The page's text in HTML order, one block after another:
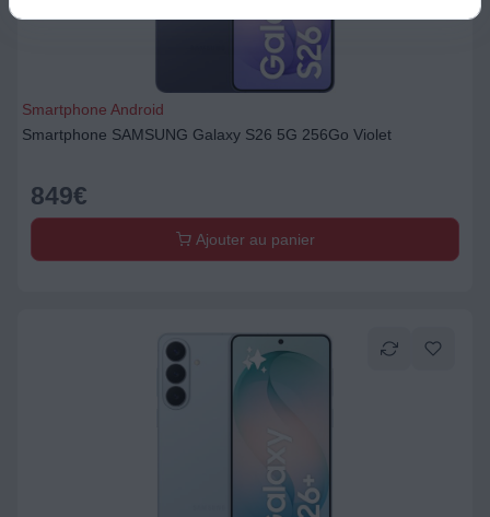
Smartphone Android
Smartphone SAMSUNG Galaxy S26 5G 256Go Violet
849€
Ajouter au panier